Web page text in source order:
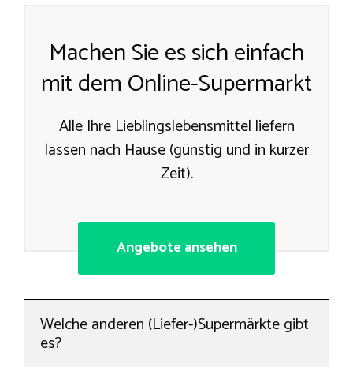
Machen Sie es sich einfach
mit dem Online-Supermarkt
Alle Ihre Lieblingslebensmittel liefern
lassen nach Hause (günstig und in kurzer
Zeit).
Angebote ansehen
Welche anderen (Liefer-)Supermärkte gibt
es?